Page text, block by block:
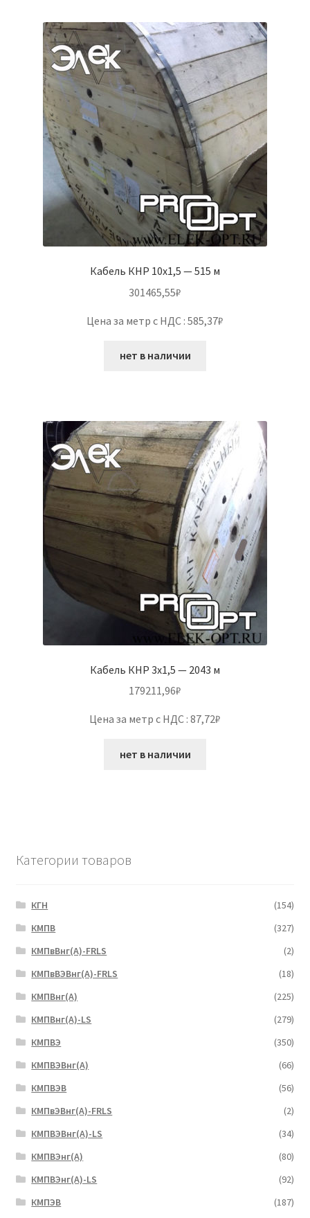
Кабель КНР 10х1,5 — 515 м
301465,55₽
Цена за метр с НДС : 585,37₽
нет в наличии
Кабель КНР 3х1,5 — 2043 м
179211,96₽
Цена за метр с НДС : 87,72₽
нет в наличии
Категории товаров
КГН
(154)
КМПВ
(327)
КМПвВнг(А)-FRLS
(2)
КМПвВЭВнг(А)-FRLS
(18)
КМПВнг(А)
(225)
КМПВнг(А)-LS
(279)
КМПВЭ
(350)
КМПВЭBнг(А)
(66)
КМПВЭВ
(56)
КМПвЭВнг(А)-FRLS
(2)
КМПВЭВнг(А)-LS
(34)
КМПВЭнг(А)
(80)
КМПВЭнг(А)-LS
(92)
КМПЭВ
(187)